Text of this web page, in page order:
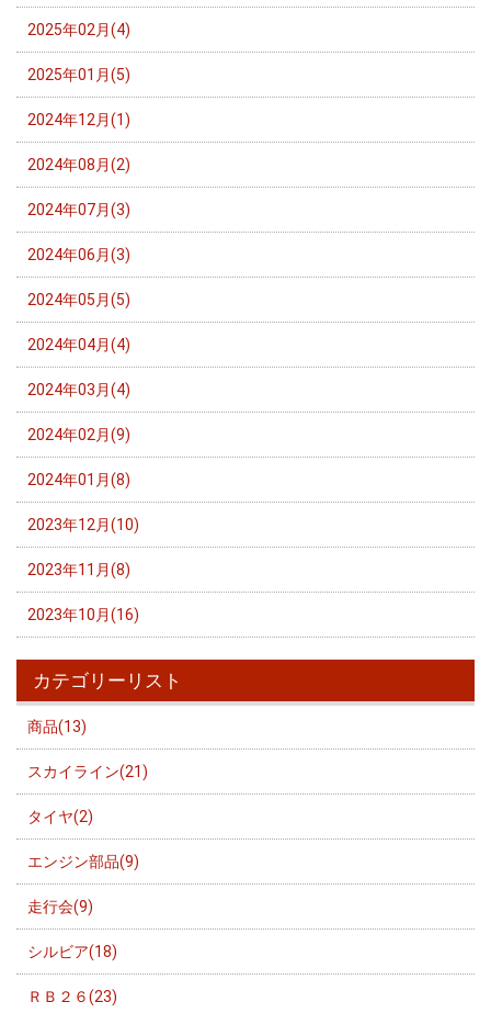
2025年02月(4)
2025年01月(5)
2024年12月(1)
2024年08月(2)
2024年07月(3)
2024年06月(3)
2024年05月(5)
2024年04月(4)
2024年03月(4)
2024年02月(9)
2024年01月(8)
2023年12月(10)
2023年11月(8)
2023年10月(16)
カテゴリーリスト
商品(13)
スカイライン(21)
タイヤ(2)
エンジン部品(9)
走行会(9)
シルビア(18)
ＲＢ２６(23)